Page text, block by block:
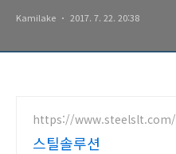
Kamilake 2017. 7. 22. 20:38
https://www.steelslt.com/
스틸솔루션